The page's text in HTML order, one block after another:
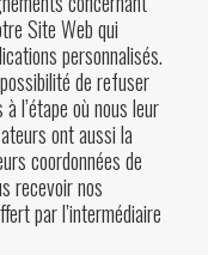
Site Web qui
personnalisés.
de refuser
l’étape où nous leur
ont aussi la
coordonnées de
recevoir nos
par l’intermédiaire